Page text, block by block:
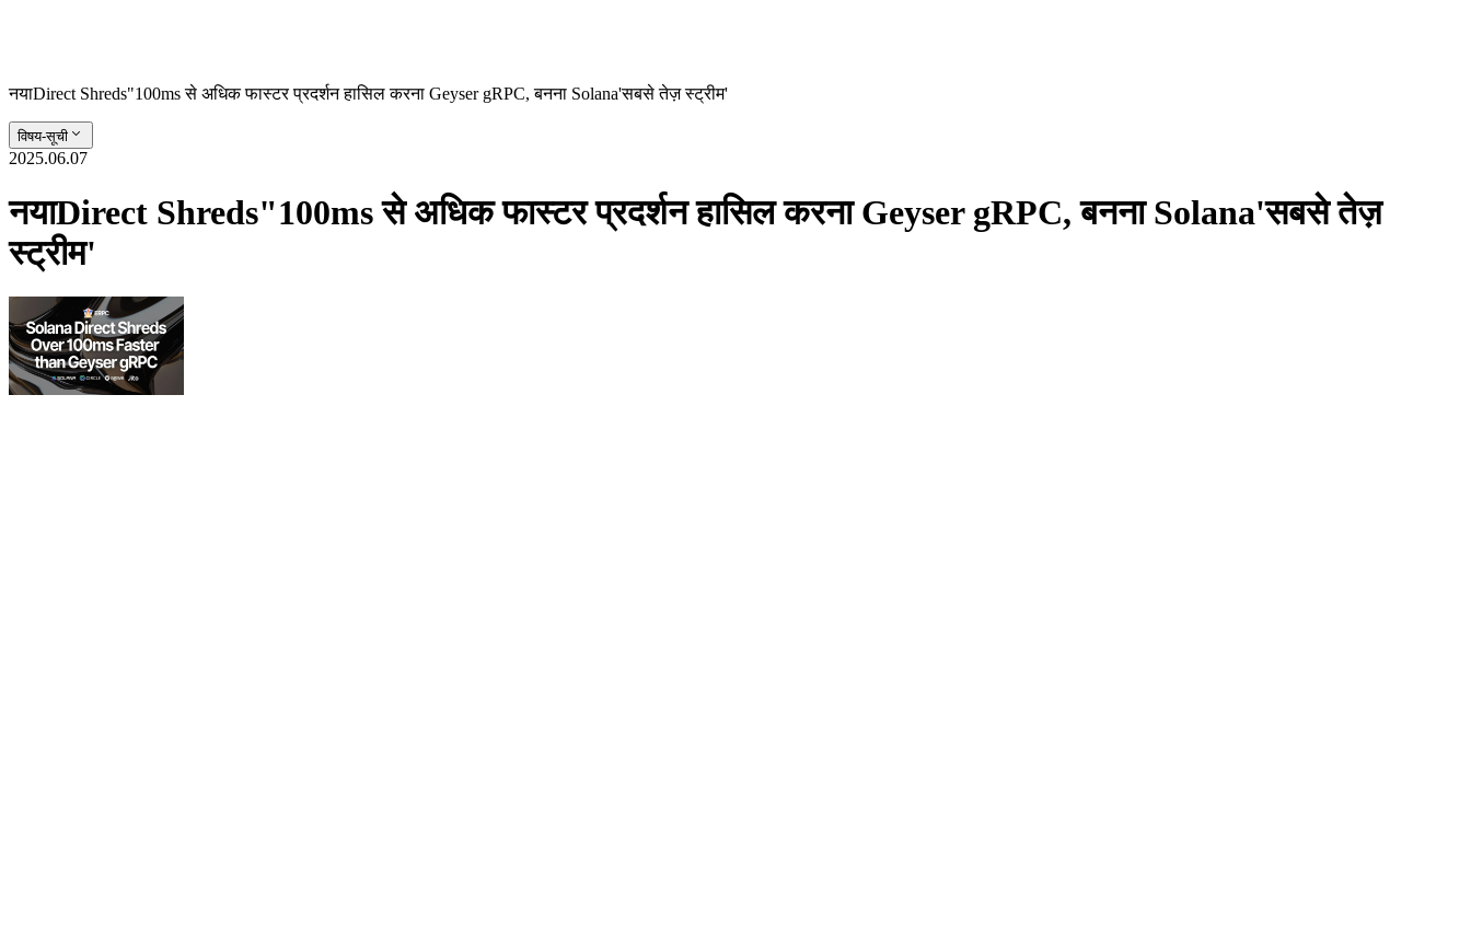
नयाDirect Shreds"100ms से अधिक फास्टर प्रदर्शन हासिल करना Geyser gRPC, बनना Solana'सबसे तेज़ स्ट्रीम'
विषय-सूची
2025.06.07
नयाDirect Shreds"100ms से अधिक फास्टर प्रदर्शन हासिल करना Geyser gRPC, बनना Solana'सबसे तेज़
स्ट्रीम'